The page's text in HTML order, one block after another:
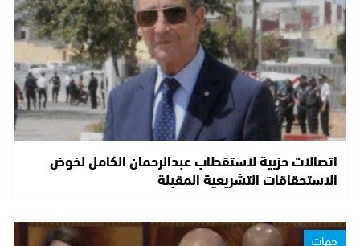
اتصالات حزبية لاستقطاب عبدالرحمان الكامل لخوض
الاستحقاقات التشريعية المقبلة
جهات